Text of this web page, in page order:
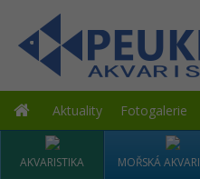
Aktuality Fotogalerie
AKVARISTIKA MOŘSKÁ